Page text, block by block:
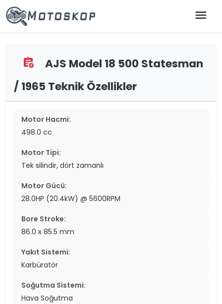
menu
assignment_add
AJS Model 18 500 Statesman
/ 1965 Teknik Özellikler
Motor Hacmi:
498.0 cc
Motor Tipi:
Tek silindir, dört zamanlı
Motor Gücü:
28.0HP (20.4kW) @ 5600RPM
Bore Stroke:
86.0 x 85.5 mm
Yakıt Sistemi:
Karbüratör
Soğutma Sistemi:
Hava Soğutma